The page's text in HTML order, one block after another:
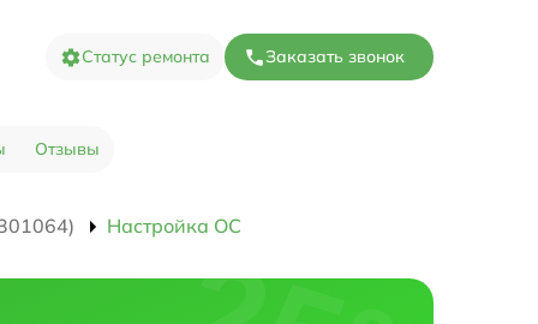
Статус ремонта Заказать звонок
Отзывы
Настройка ОС